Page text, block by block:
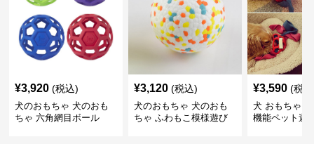
¥3,920 (税込)
犬のおもちゃ 犬のおも
ちゃ 六角網目ボール
¥3,120 (税込)
犬のおもちゃ 犬のおも
ちゃ ふわもこ模様遊び
¥3,590 (税
犬 おもちゃ
機能ペット遊